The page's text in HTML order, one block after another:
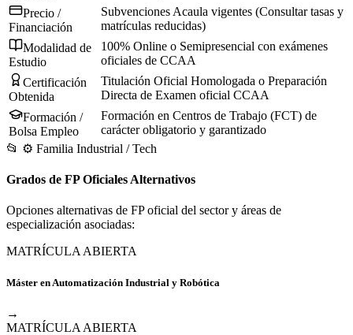
Precio /
Financiación
Subvenciones Acaula vigentes (Consultar tasas y
matrículas reducidas)
Modalidad de
Estudio
100% Online o Semipresencial con exámenes
oficiales de CCAA
Certificación
Obtenida
Titulación Oficial Homologada o Preparación
Directa de Examen oficial CCAA
Formación /
Bolsa Empleo
Formación en Centros de Trabajo (FCT) de
carácter obligatorio y garantizado
📂 ⚙️ Familia Industrial / Tech
Grados de FP Oficiales Alternativos
Opciones alternativas de FP oficial del sector y áreas de
especialización asociadas:
MATRÍCULA ABIERTA
Máster en Automatización Industrial y Robótica
→
MATRÍCULA ABIERTA